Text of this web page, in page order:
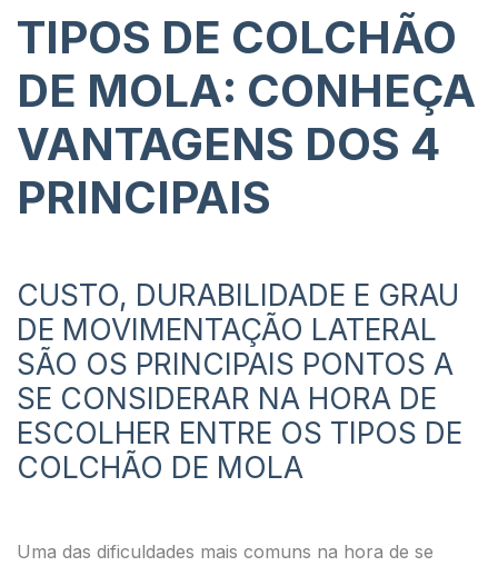
TIPOS DE COLCHÃO
DE MOLA: CONHEÇA
VANTAGENS DOS 4
PRINCIPAIS
CUSTO, DURABILIDADE E GRAU
DE MOVIMENTAÇÃO LATERAL
SÃO OS PRINCIPAIS PONTOS A
SE CONSIDERAR NA HORA DE
ESCOLHER ENTRE OS TIPOS DE
COLCHÃO DE MOLA
Uma das dificuldades mais comuns na hora de se